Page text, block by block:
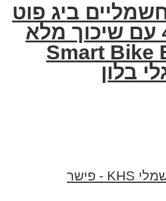
ביג פוט
מאג 48V עם שיכוך מלא
Smart Bike